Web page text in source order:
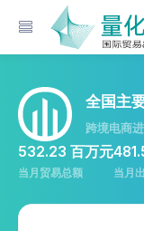
全国主
跨境电商
532.23 百万元
当月贸易总额 当月